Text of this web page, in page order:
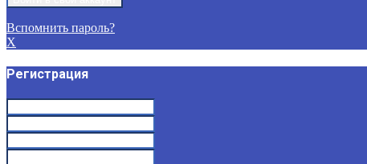
Вспомнить пароль?
X
Регистрация